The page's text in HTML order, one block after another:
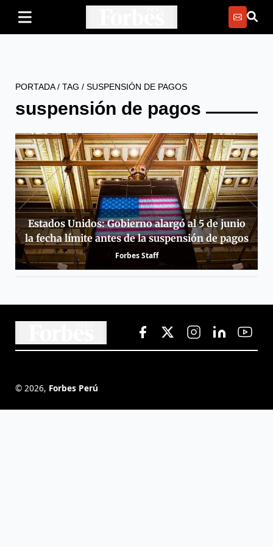
PORTADA/ TAG / SUSPENSIÓN DE PAGOS
suspensión de pagos
Estados Unidos: Gobierno alargó al 5 de junio
la fecha límite antes de la suspensión de pagos
Forbes Staff
© 2026, Forbes Perú